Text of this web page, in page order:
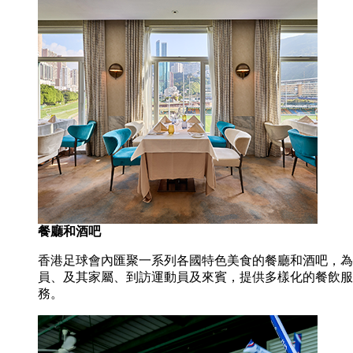
餐廳和酒吧
香港足球會內匯聚一系列各國特色美食的餐廳和酒吧，
員、及其家屬、到訪運動員及來賓，提供多樣化的餐飲服
務。